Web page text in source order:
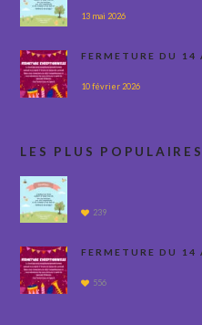
13 mai 2026
FERMETURE DU 14
10 février 2026
LES PLUS POPULAIRES
239
FERMETURE DU 14
556